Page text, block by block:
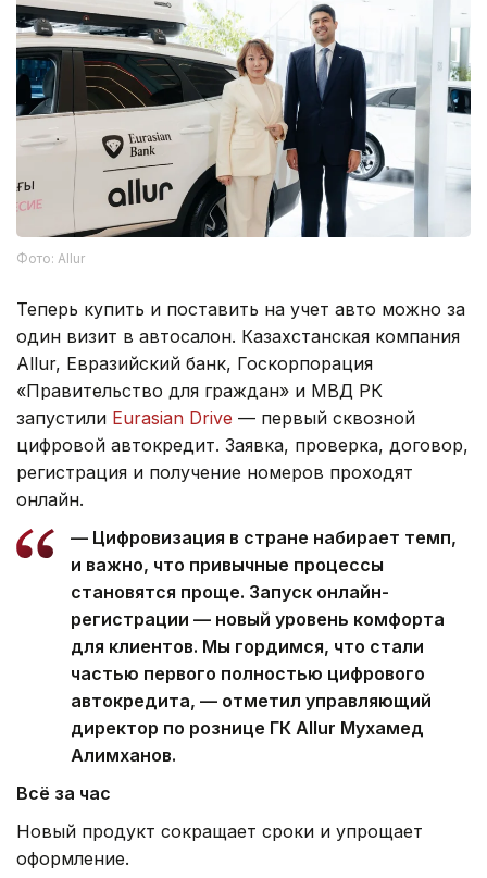
Фото: Allur
Теперь купить и поставить на учет авто можно за
один визит в автосалон. Казахстанская компания
Allur, Евразийский банк, Госкорпорация
«Правительство для граждан» и МВД РК
запустили Eurasian Drive — первый сквозной
цифровой автокредит. Заявка, проверка, договор,
регистрация и получение номеров проходят
онлайн.
— Цифровизация в стране набирает темп,
и важно, что привычные процессы
становятся проще. Запуск онлайн-
регистрации — новый уровень комфорта
для клиентов. Мы гордимся, что стали
частью первого полностью цифрового
автокредита, — отметил управляющий
директор по рознице ГК Allur Мухамед
Алимханов.
Всё за час
Новый продукт сокращает сроки и упрощает
оформление.